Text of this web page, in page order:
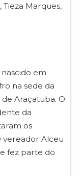
Marques,
em
na sede da
Araçatuba. O
da
os
vereador Alceu
fez parte do